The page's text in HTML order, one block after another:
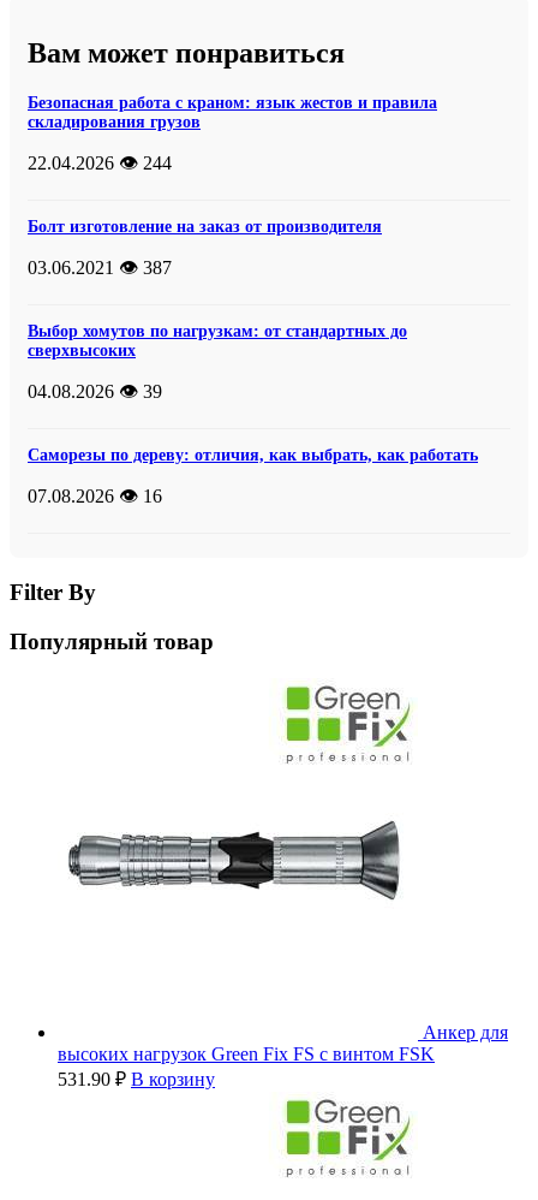
Вам может понравиться
Безопасная работа с краном: язык жестов и правила
складирования грузов
22.04.2026 👁️ 244
Болт изготовление на заказ от производителя
03.06.2021 👁️ 387
Выбор хомутов по нагрузкам: от стандартных до
сверхвысоких
04.08.2026 👁️ 39
Саморезы по дереву: отличия, как выбрать, как работать
07.08.2026 👁️ 16
Filter By
Популярный товар
Анкер для
высоких нагрузок Green Fix FS с винтом FSK
531.90 ₽ В корзину